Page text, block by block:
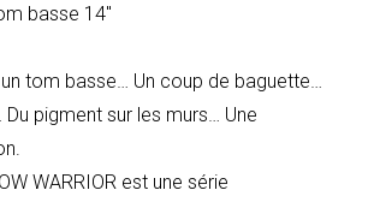
basse 14″
tom basse… Un coup de baguette…
pigment sur les murs… Une
WARRIOR est une série